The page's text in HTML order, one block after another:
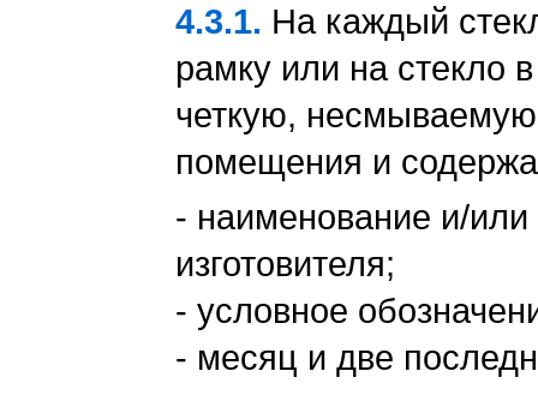
4.3.1. На каждый
рамку или на стекло
четкую,
помещения и
- наименование и/или
изготовителя;
- условное
- месяц и две